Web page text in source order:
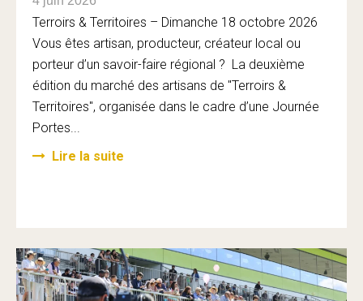
Terroirs & Territoires – Dimanche 18 octobre 2026
Vous êtes artisan, producteur, créateur local ou
porteur d’un savoir-faire régional ? La deuxième
édition du marché des artisans de "Terroirs &
Territoires", organisée dans le cadre d’une Journée
Portes...
Lire la suite